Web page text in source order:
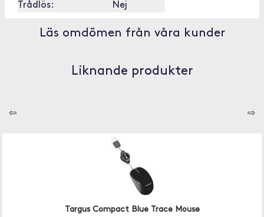
Trådlös:
Nej
Läs omdömen från våra kunder
Liknande produkter
⇦ ⇨
Targus Compact Blue Trace Mouse